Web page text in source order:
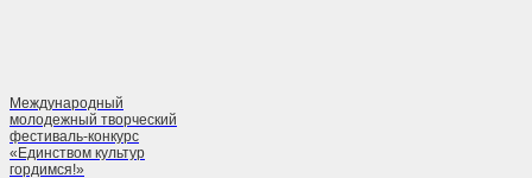
Международный
молодежный творческий
фестиваль-конкурс
«Единством культур
гордимся!»